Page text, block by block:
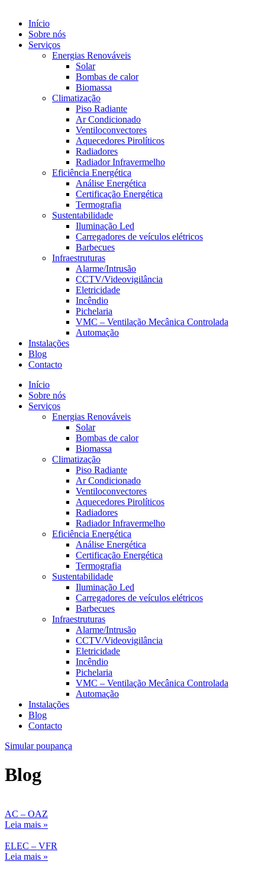
Início
Sobre nós
Serviços
Energias Renováveis
Solar
Bombas de calor
Biomassa
Climatização
Piso Radiante
Ar Condicionado
Ventiloconvectores
Aquecedores Pirolíticos
Radiadores
Radiador Infravermelho
Eficiência Energética
Análise Energética
Certificação Energética
Termografia
Sustentabilidade
Iluminação Led
Carregadores de veículos elétricos
Barbecues
Infraestruturas
Alarme/Intrusão
CCTV/Videovigilância
Eletricidade
Incêndio
Pichelaria
VMC – Ventilação Mecânica Controlada
Automação
Instalações
Blog
Contacto
Início
Sobre nós
Serviços
Energias Renováveis
Solar
Bombas de calor
Biomassa
Climatização
Piso Radiante
Ar Condicionado
Ventiloconvectores
Aquecedores Pirolíticos
Radiadores
Radiador Infravermelho
Eficiência Energética
Análise Energética
Certificação Energética
Termografia
Sustentabilidade
Iluminação Led
Carregadores de veículos elétricos
Barbecues
Infraestruturas
Alarme/Intrusão
CCTV/Videovigilância
Eletricidade
Incêndio
Pichelaria
VMC – Ventilação Mecânica Controlada
Automação
Instalações
Blog
Contacto
Simular poupança
Blog
AC – OAZ
Leia mais »
ELEC – VFR
Leia mais »